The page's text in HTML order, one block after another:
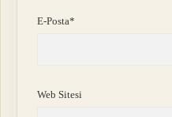
E-Posta*
Web Sitesi